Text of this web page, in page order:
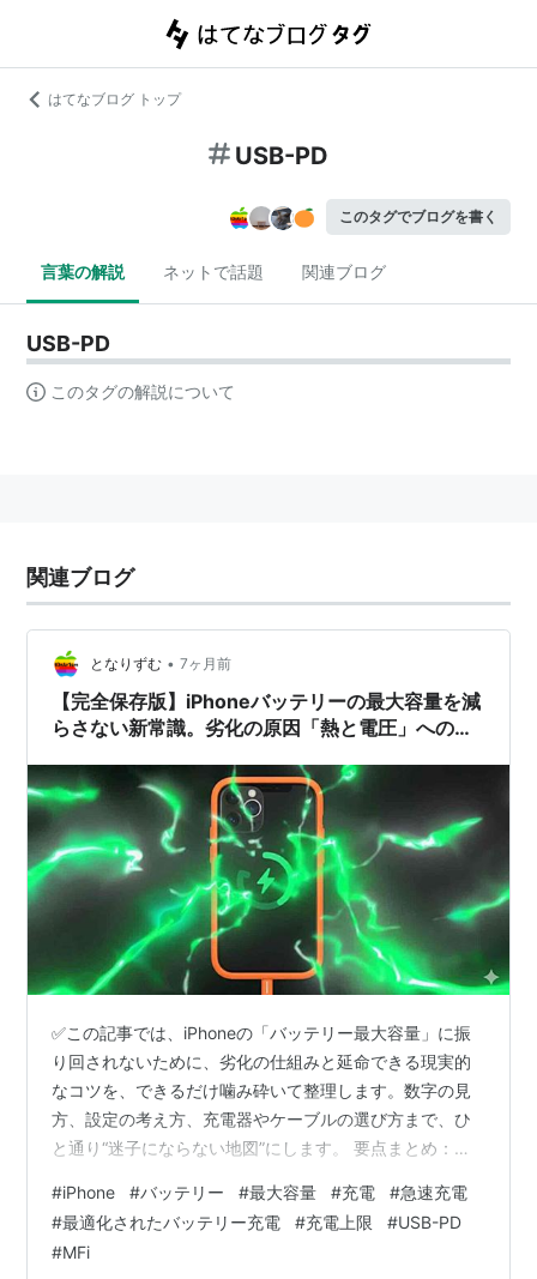
はてなブログ トップ
USB-PD
このタグでブログを書く
言葉の解説 ネットで話題 関連ブログ
USB-PD
このタグの解説について
関連ブログ
となりずむ • 7ヶ月前
【完全保存版】iPhoneバッテリーの最大容量を減
らさない新常識。劣化の原因「熱と電圧」への対
✅この記事では、iPhoneの「バッテリー最大容量」に振
り回されないために、劣化の仕組みと延命できる現実的
なコツを、できるだけ噛み砕いて整理します。数字の見
方、設定の考え方、充電器やケーブルの選び方まで、ひ
と通り“迷子にならない地図”にします。 要点まとめ：最
テリーが「老いる」メカニズムを、ちゃんと理解する ま
ず結論：劣化は“サイクル”より、化学変化と熱が支配する
0%と100%が“よくない”のは、電圧ストレスが大きいから
#iPhone #バッテリー #最大容量 #充電 #急速充電
#最適化されたバッテリー充電 #充電上限 #USB-PD
#MFi